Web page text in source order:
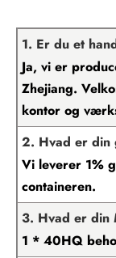
1. Er du et
Ja, vi er
Zhejiang.
kontor og
2. Hvad er din
Vi leverer 1%
containeren.
3. Hvad er din
1 * 40HQ